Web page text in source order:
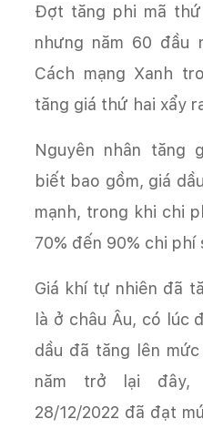
Đợt tăng phi mã
nhưng năm 60 đầu
Cách mạng Xanh
tăng giá thứ hai xẩy
Nguyên nhân tăng
biết bao gồm, giá
mạnh, trong khi chi
70% đến 90% chi phí
Giá khí tự nhiên đã
là ở châu Âu, có lúc
dầu đã tăng lên
năm trở lại đây,
28/12/2022 đã đạt